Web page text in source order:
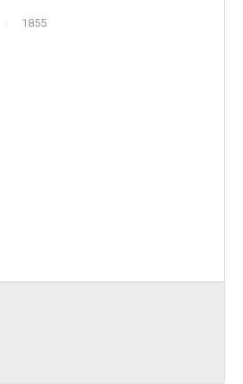
1855